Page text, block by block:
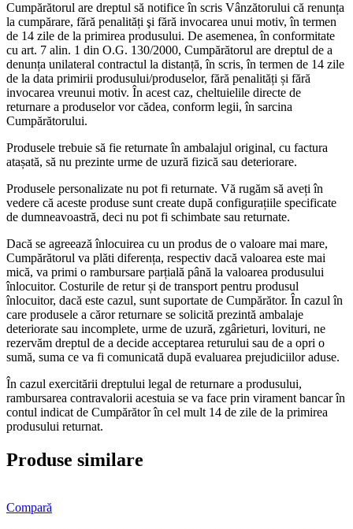
Cumpărătorul are dreptul să notifice în scris Vânzătorului că renunța
la cumpărare, fără penalități şi fără invocarea unui motiv, în termen
de 14 zile de la primirea produsului. De asemenea, în conformitate
cu art. 7 alin. 1 din O.G. 130/2000, Cumpărătorul are dreptul de a
denunța unilateral contractul la distanță, în scris, în termen de 14 zile
de la data primirii produsului/produselor, fără penalități și fără
invocarea vreunui motiv. În acest caz, cheltuielile directe de
returnare a produselor vor cădea, conform legii, în sarcina
Cumpărătorului.
Produsele trebuie să fie returnate în ambalajul original, cu factura
atașată, să nu prezinte urme de uzură fizică sau deteriorare.
Produsele personalizate nu pot fi returnate. Vă rugăm să aveți în
vedere că aceste produse sunt create după configurațiile specificate
de dumneavoastră, deci nu pot fi schimbate sau returnate.
Dacă se agreează înlocuirea cu un produs de o valoare mai mare,
Cumpărătorul va plăti diferența, respectiv dacă valoarea este mai
mică, va primi o rambursare parțială până la valoarea produsului
înlocuitor. Costurile de retur și de transport pentru produsul
înlocuitor, dacă este cazul, sunt suportate de Cumpărător. În cazul în
care produsele a căror returnare se solicită prezintă ambalaje
deteriorate sau incomplete, urme de uzură, zgârieturi, lovituri, ne
rezervăm dreptul de a decide acceptarea returului sau de a opri o
sumă, suma ce va fi comunicată după evaluarea prejudiciilor aduse.
În cazul exercitării dreptului legal de returnare a produsului,
rambursarea contravalorii acestuia se va face prin virament bancar în
contul indicat de Cumpărător în cel mult 14 de zile de la primirea
produsului returnat.
Produse similare
Compară